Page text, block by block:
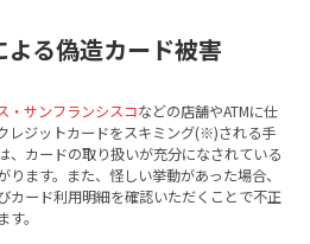
よる偽造カード被害
・サンフランシスコなどの店舗やATMに仕
レジットカードをスキミング(※)される手
、カードの取り扱いが充分になされている
ます。また、怪しい挙動があった場合、
カード利用明細を確認いただくことで不正
。